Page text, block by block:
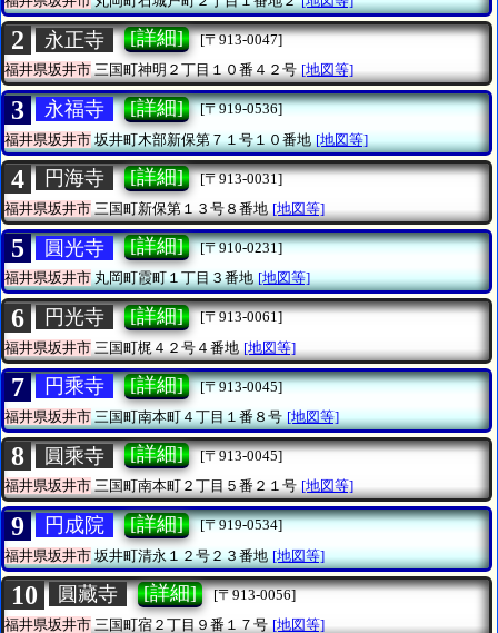
2 永正寺 [詳細]
[〒913-0047]
福井県坂井市三国町神明２丁目１０番４２号 [地図等]
3 永福寺 [詳細]
[〒919-0536]
福井県坂井市坂井町木部新保第７１号１０番地 [地図等]
4 円海寺 [詳細]
[〒913-0031]
福井県坂井市 三国町新保第１３号８番地 [地図等]
5 圓光寺 [詳細]
[〒910-0231]
福井県坂井市丸岡町霞町１丁目３番地 [地図等]
6 円光寺 [詳細]
[〒913-0061]
福井県坂井市 三国町梶４２号４番地 [地図等]
7 円乘寺 [詳細]
[〒913-0045]
福井県坂井市三国町南本町４丁目１番８号 [地図等]
8 圓乘寺 [詳細]
[〒913-0045]
福井県坂井市三国町南本町２丁目５番２１号 [地図等]
9 円成院 [詳細]
[〒919-0534]
福井県坂井市坂井町清永１２号２３番地 [地図等]
10 圓藏寺 [詳細]
[〒913-0056]
福井県坂井市 三国町宿２丁目９番１７号 [地図等]